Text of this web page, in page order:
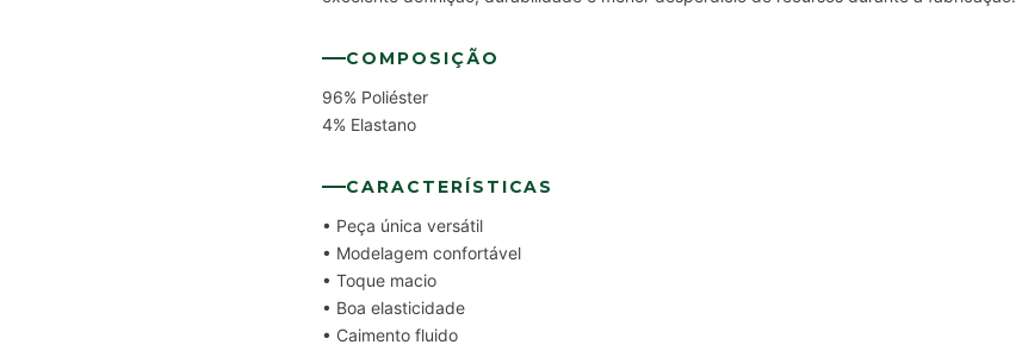
COMPOSIÇÃO
96% Poliéster
4% Elastano
CARACTERÍSTICAS
• Peça única versátil
• Modelagem confortável
• Toque macio
• Boa elasticidade
• Caimento fluido